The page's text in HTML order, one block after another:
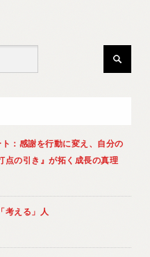
：感謝を行動に変え、自分の
点の引き』が拓く成長の真理
考える」人